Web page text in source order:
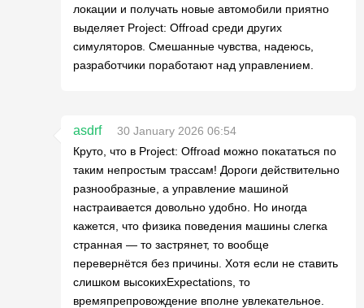
локации и получать новые автомобили приятно
выделяет Project: Offroad среди других
симуляторов. Смешанные чувства, надеюсь,
разработчики поработают над управлением.
asdrf
30 January 2026 06:54
Круто, что в Project: Offroad можно покататься по
таким непростым трассам! Дороги действительно
разнообразные, а управление машиной
настраивается довольно удобно. Но иногда
кажется, что физика поведения машины слегка
странная — то застрянет, то вообще
перевернётся без причины. Хотя если не ставить
слишком высокихExpectations, то
времяпрепровождение вполне увлекательное.